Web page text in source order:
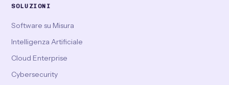
SOLUZIONI
Software su Misura
Intelligenza Artificiale
Cloud Enterprise
Cybersecurity